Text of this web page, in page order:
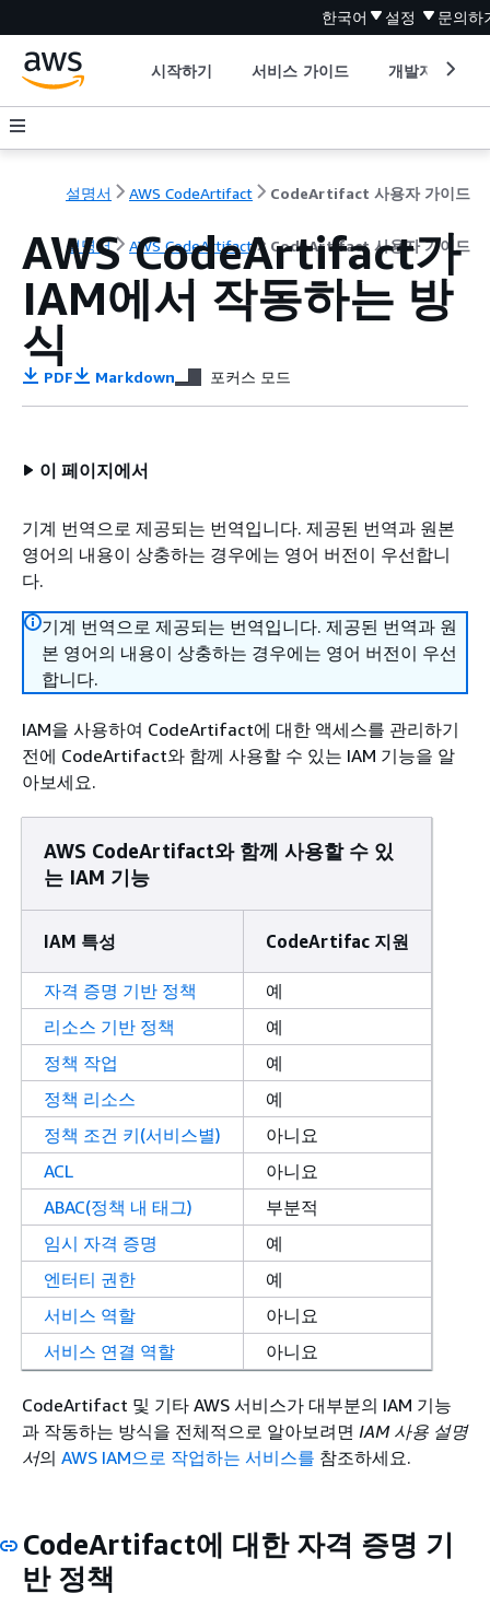
한국어 설정 문의하
시작하기 서비스 가이드 개발자 도구
설명서 AWS CodeArtifact CodeArtifact 사용자 가이드
설명서 AWS CodeArtifact CodeArtifact 사용자 가이드
AWS CodeArtifact가
IAM에서 작동하는 방
식
PDF Markdown 포커스 모드
이 페이지에서
기계 번역으로 제공되는 번역입니다. 제공된 번역과 원본
영어의 내용이 상충하는 경우에는 영어 버전이 우선합니
다.
기계 번역으로 제공되는 번역입니다. 제공된 번역과 원
본 영어의 내용이 상충하는 경우에는 영어 버전이 우선
합니다.
IAM을 사용하여 CodeArtifact에 대한 액세스를 관리하기
전에 CodeArtifact와 함께 사용할 수 있는 IAM 기능을 알
아보세요.
AWS CodeArtifact와 함께 사용할 수 있
는 IAM 기능
IAM 특성 CodeArtifac 지원
자격 증명 기반 정책
예
리소스 기반 정책
예
정책 작업
예
정책 리소스
예
정책 조건 키(서비스별)
아니요
ACL
아니요
ABAC(정책 내 태그)
부분적
임시 자격 증명
예
엔터티 권한
예
서비스 역할
아니요
서비스 연결 역할
아니요
CodeArtifact 및 기타 AWS 서비스가 대부분의 IAM 기능
과 작동하는 방식을 전체적으로 알아보려면 IAM 사용 설명
서의 AWS IAM으로 작업하는 서비스를 참조하세요.
CodeArtifact에 대한 자격 증명 기
반 정책